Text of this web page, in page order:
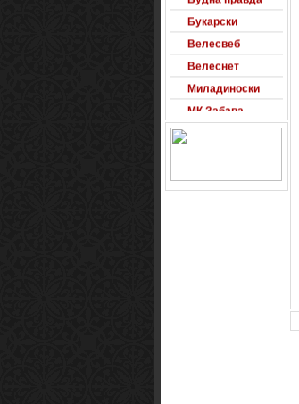
Букарски
Велесвеб
Велеснет
Миладиноски
МК Забава
Оксиморон
Развигор